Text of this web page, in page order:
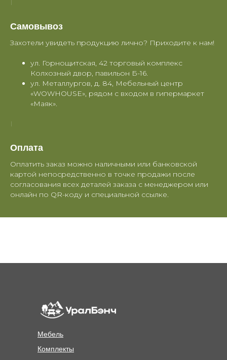
Самовывоз
Захотели увидеть продукцию лично? Приходите к нам!
ул. Горнощитская, 42 торговый комплекс
Колхозный двор, павильон Б-16.
ул. Металлургов, д. 84, Мебельный центр
«WOWHOUSE», рядом с входом в гипермаркет
«Маяк».
Оплата
Оплатить заказ можно наличными или банковской
картой непосредственно в точке продажи после
согласования всех деталей заказа с менеджером или
онлайн по QR-коду и специальной ссылке.
Мебель
Комплекты